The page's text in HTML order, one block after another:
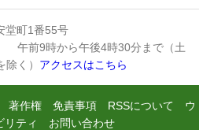
町1番55号
午前9時から午後4時30分まで（土
く） アクセスはこちら
著作権 免責事項 RSSについて
ウ
リティ
お問い合わせ